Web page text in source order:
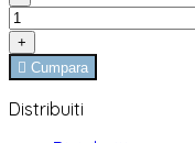
+
 Cumpara
Distribuiti